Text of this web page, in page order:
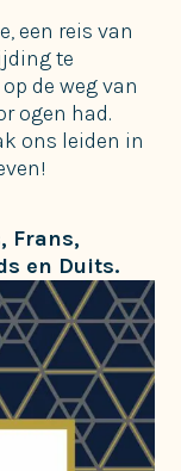
een reis van
te
de weg van
ogen had.
ons leiden in
Frans,
en Duits.